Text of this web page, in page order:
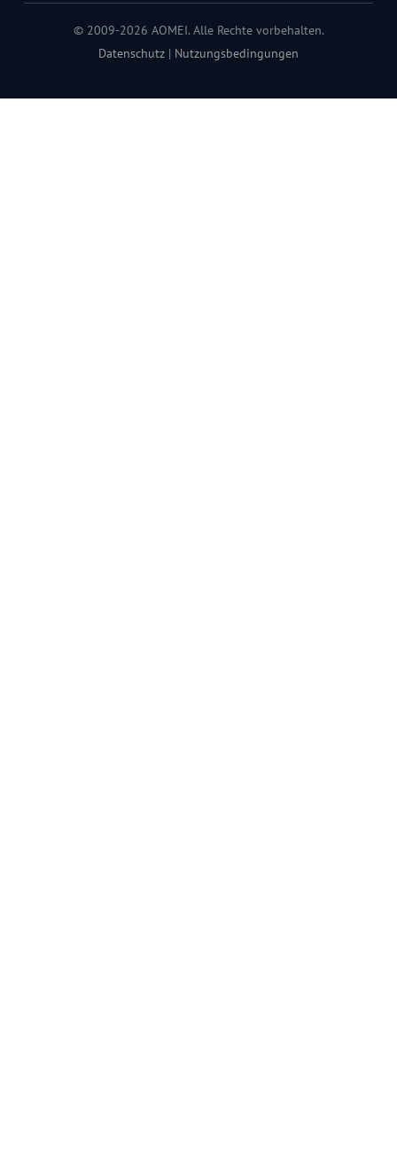
© 2009-2026 AOMEI. Alle Rechte vorbehalten.
Datenschutz | Nutzungsbedingungen